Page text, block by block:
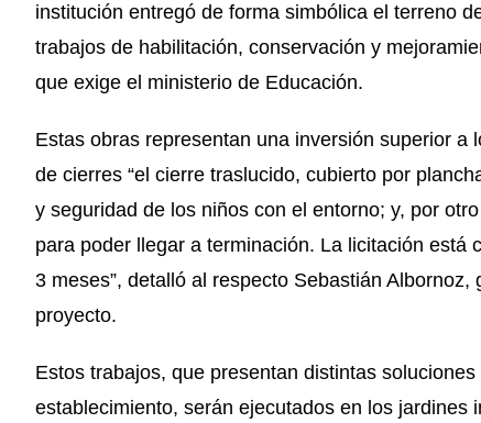
institución entregó de forma simbólica el terreno
trabajos de habilitación, conservación y
que exige el ministerio de Educación.
Estas obras representan una inversión superior
de cierres “el cierre traslucido, cubierto por
y seguridad de los niños con el entorno; y, por
para poder llegar a terminación. La licitación está
3 meses”, detalló al respecto Sebastián
proyecto.
Estos trabajos, que presentan distintas
establecimiento, serán ejecutados en los jardines